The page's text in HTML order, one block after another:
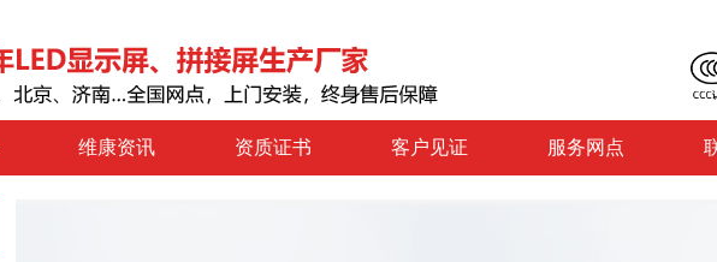
维康资讯 资质证书 客户见证 服务网点